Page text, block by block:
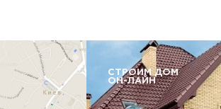
СТРОИМ ДОМ
ОН-ЛАЙН